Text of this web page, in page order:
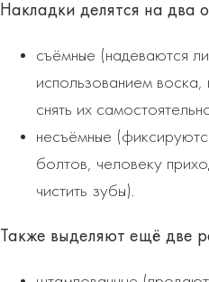
Накладки делятся на два
съёмные (надеваются
использованием
снять их
несъёмные
болтов, человеку
чистить зубы).
Также выделяют ещё две